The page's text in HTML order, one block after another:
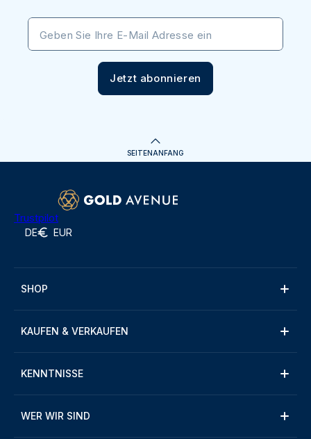
Geben Sie Ihre E-Mail Adresse ein
Jetzt abonnieren
SEITENANFANG
Trustpilot
DE EUR
SHOP
KAUFEN & VERKAUFEN
KENNTNISSE
WER WIR SIND